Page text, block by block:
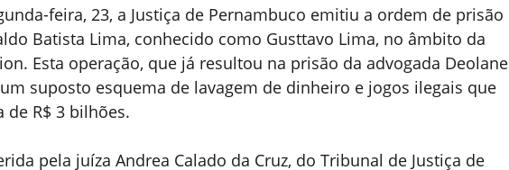
feira, 23, a Justiça de Pernambuco emitiu a ordem de prisão
Batista Lima, conhecido como Gusttavo Lima, no âmbito da
Esta operação, que já resultou na prisão da advogada Deolane
suposto esquema de lavagem de dinheiro e jogos ilegais que
R$ 3 bilhões.
pela juíza Andrea Calado da Cruz, do Tribunal de Justiça de